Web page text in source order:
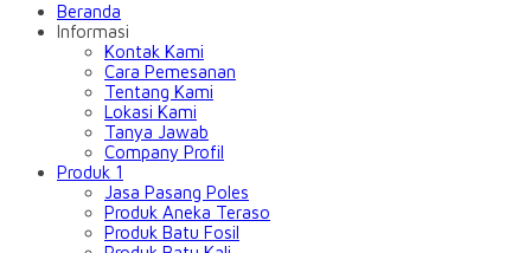
Beranda
Informasi
Kontak Kami
Cara Pemesanan
Tentang Kami
Lokasi Kami
Tanya Jawab
Company Profil
Produk 1
Jasa Pasang Poles
Produk Aneka Teraso
Produk Batu Fosil